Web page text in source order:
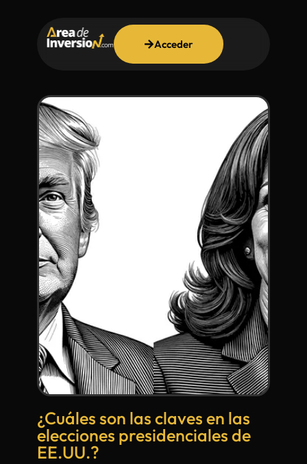
Acceder
¿Cuáles son las claves en las
elecciones presidenciales de
EE.UU.?